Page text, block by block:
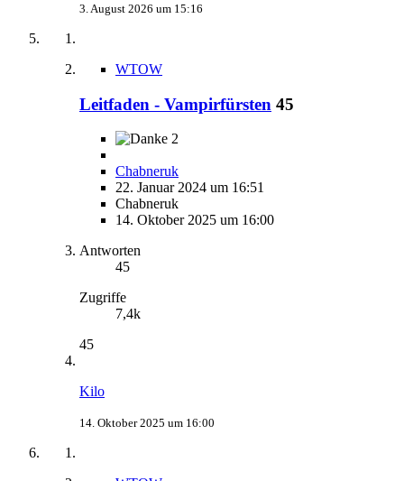
3. August 2026 um 15:16
WTOW
Leitfaden - Vampirfürsten 45
2
Chabneruk
22. Januar 2024 um 16:51
Chabneruk
14. Oktober 2025 um 16:00
Antworten
45
Zugriffe
7,4k
45
Kilo
14. Oktober 2025 um 16:00